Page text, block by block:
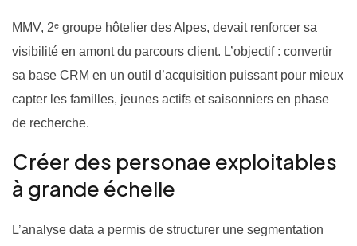
MMV, 2ᵉ groupe hôtelier des Alpes, devait renforcer sa
visibilité en amont du parcours client. L’objectif : convertir
sa base CRM en un outil d’acquisition puissant pour mieux
capter les familles, jeunes actifs et saisonniers en phase
de recherche.
Créer des personae exploitables
à grande échelle
L’analyse data a permis de structurer une segmentation